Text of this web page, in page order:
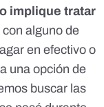
implique tratar
alguno de
en efectivo o
una opción de
buscar las